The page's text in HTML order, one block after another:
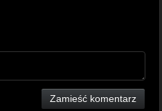
Zamieść komentarz